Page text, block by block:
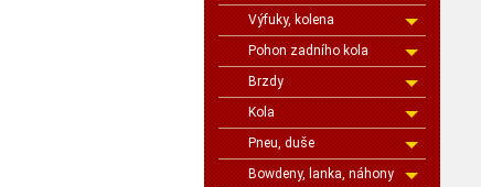
Výfuky, kolena
Pohon zadního kola
Brzdy
Kola
Pneu, duše
Bowdeny, lanka, náhony